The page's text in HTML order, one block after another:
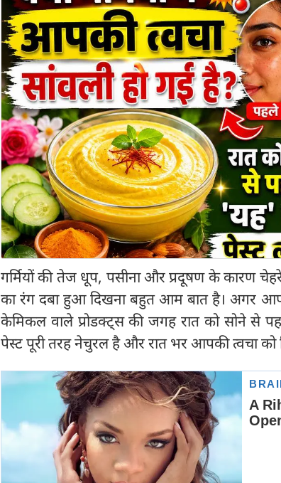
गर्मियों की तेज धूप, पसीना और प्रदूषण के कारण
का रंग दबा हुआ दिखना बहुत आम बात है। अगर
केमिकल वाले प्रोडक्ट्स की जगह रात को सोने से
पेस्ट पूरी तरह नेचुरल है और रात भर आपकी त्वचा को